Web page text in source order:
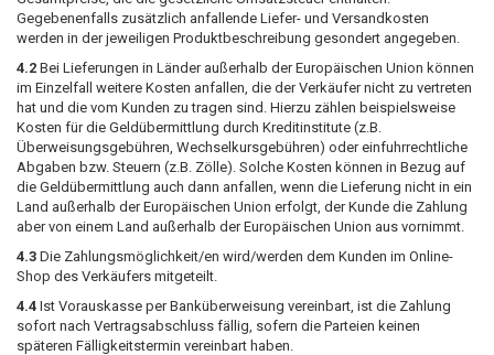
Gegebenenfalls zusätzlich anfallende Liefer- und Versandkosten
werden in der jeweiligen Produktbeschreibung gesondert angegeben.
4.2 Bei Lieferungen in Länder außerhalb der Europäischen Union können
im Einzelfall weitere Kosten anfallen, die der Verkäufer nicht zu vertreten
hat und die vom Kunden zu tragen sind. Hierzu zählen beispielsweise
Kosten für die Geldübermittlung durch Kreditinstitute (z.B.
Überweisungsgebühren, Wechselkursgebühren) oder einfuhrrechtliche
Abgaben bzw. Steuern (z.B. Zölle). Solche Kosten können in Bezug auf
die Geldübermittlung auch dann anfallen, wenn die Lieferung nicht in ein
Land außerhalb der Europäischen Union erfolgt, der Kunde die Zahlung
aber von einem Land außerhalb der Europäischen Union aus vornimmt.
4.3 Die Zahlungsmöglichkeit/en wird/werden dem Kunden im Online-
Shop des Verkäufers mitgeteilt.
4.4 Ist Vorauskasse per Banküberweisung vereinbart, ist die Zahlung
sofort nach Vertragsabschluss fällig, sofern die Parteien keinen
späteren Fälligkeitstermin vereinbart haben.